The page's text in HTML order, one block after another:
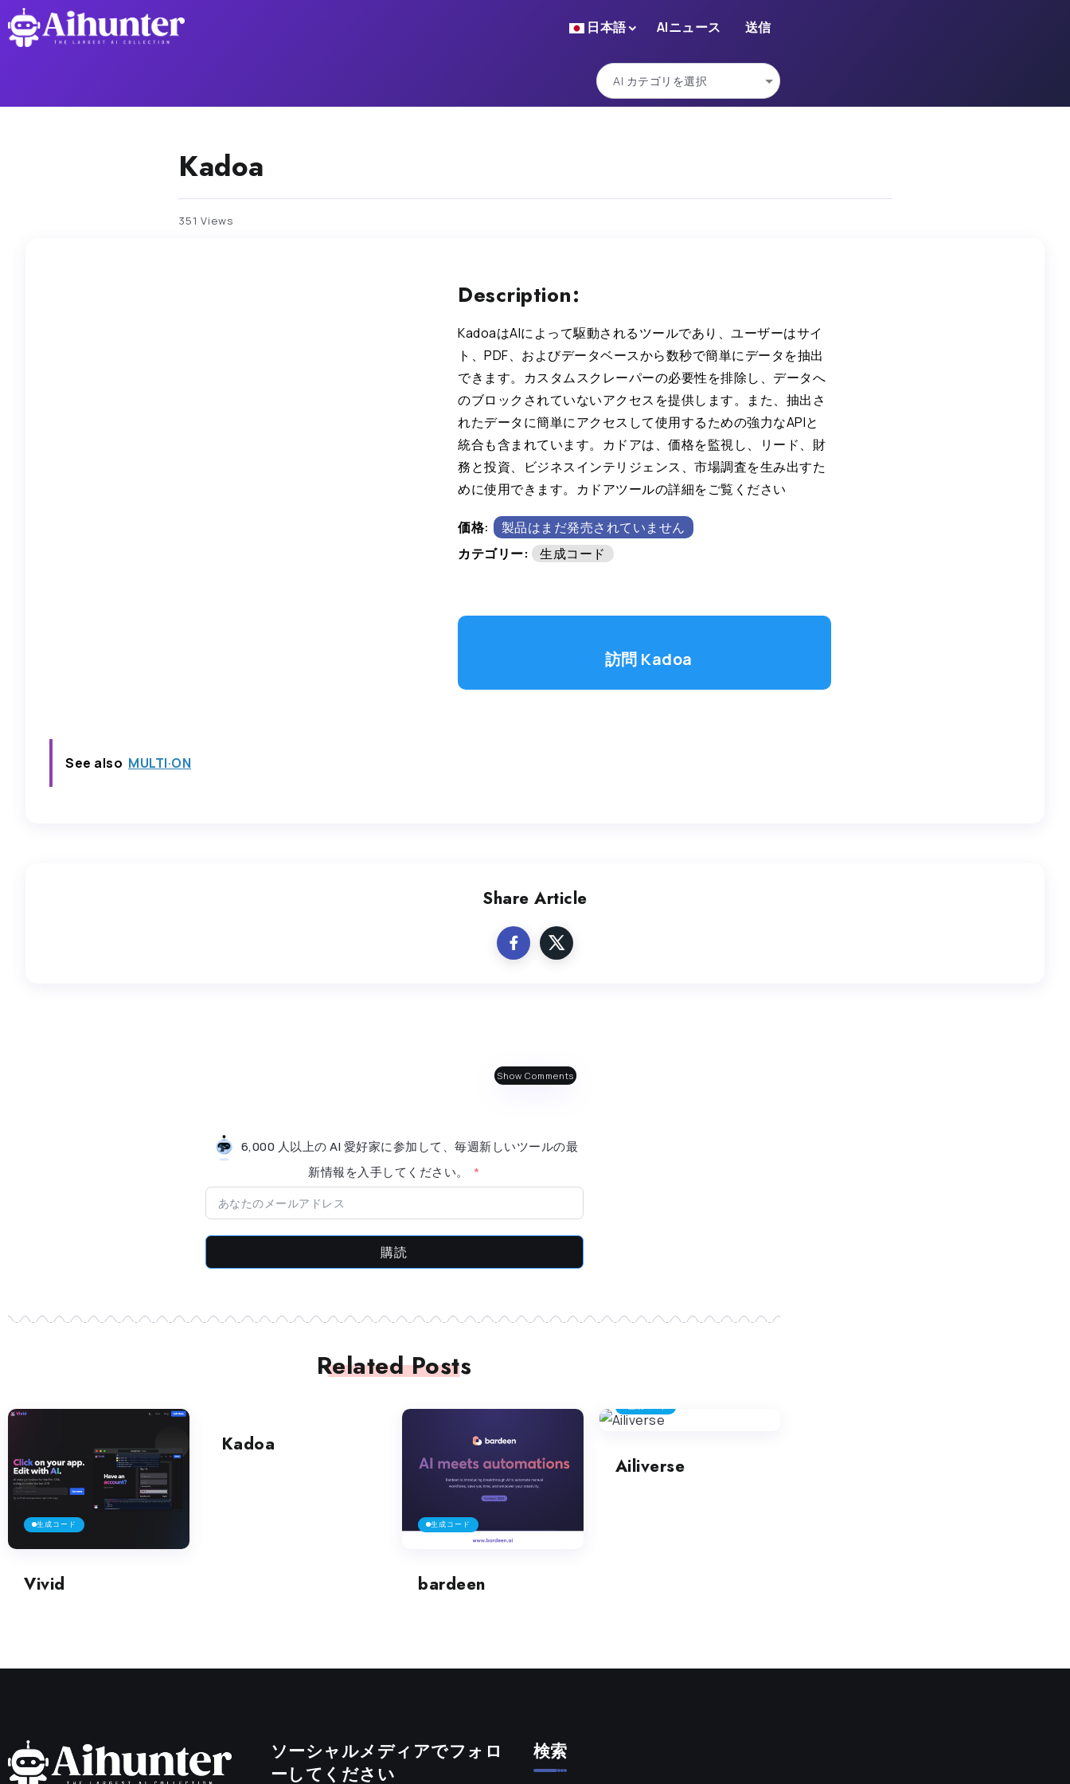
日本語 AIニュース 送信
Kadoa
351 Views
Description:
KadoaはAIによって駆動されるツールであり、ユーザーはサイ
ト、PDF、およびデータベースから数秒で簡単にデータを抽出
できます。カスタムスクレーパーの必要性を排除し、データへ
のブロックされていないアクセスを提供します。また、抽出さ
れたデータに簡単にアクセスして使用するための強力なAPIと
統合も含まれています。カドアは、価格を監視し、リード、財
務と投資、ビジネスインテリジェンス、市場調査を生み出すた
めに使用できます。カドアツールの詳細をご覧ください
価格:
製品はまだ発売されていません
カテゴリー:
生成コード
訪問 Kadoa
See also MULTI·ON
Share Article
Show Comments
6,000 人以上の AI 愛好家に参加して、毎週新しいツールの最
新情​​報を入手してください。
購読
Related Posts
生成コード
Vivid
Kadoa
生成コード
bardeen
Ailiverse
ソーシャルメディアでフォロ
ーしてください
検索